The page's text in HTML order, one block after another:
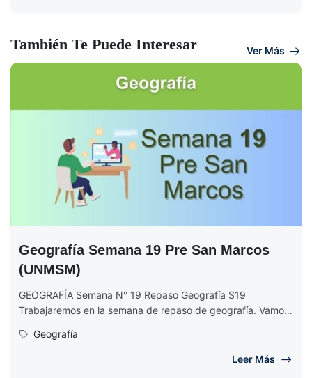
También Te Puede Interesar Ver Más
Geografía Semana 19 Pre San Marcos
(UNMSM)
GEOGRAFÍA Semana N° 19 Repaso Geografía S19
Trabajaremos en la semana de repaso de geografía. Vamos
Geografía
Leer Más